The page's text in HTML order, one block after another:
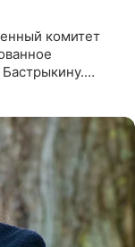
комитет